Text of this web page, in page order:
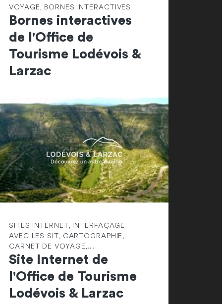
VOYAGE, BORNES INTERACTIVES
Bornes interactives
de l'Office de
Tourisme Lodévois &
Larzac
SITES INTERNET, INTERFAÇAGE
AVEC LES SIT, CARTOGRAPHIE,
CARNET DE VOYAGE,...
Site Internet de
l'Office de Tourisme
Lodévois & Larzac